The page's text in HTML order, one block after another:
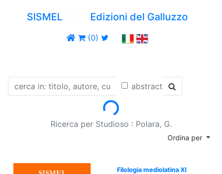
SISMEL Edizioni del Galluzzo
(0)
abstract
Loading...
Ricerca per Studioso : Polara, G.
Ordina per
Filologia mediolatina XI